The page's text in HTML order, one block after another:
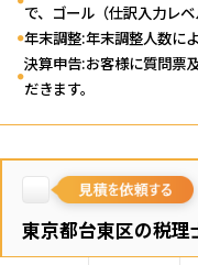
で、ゴール（仕訳入力レ
年末調整:年末調整人数に
決算申告:お客様に質問票
だきます。
東京都台東区の税理